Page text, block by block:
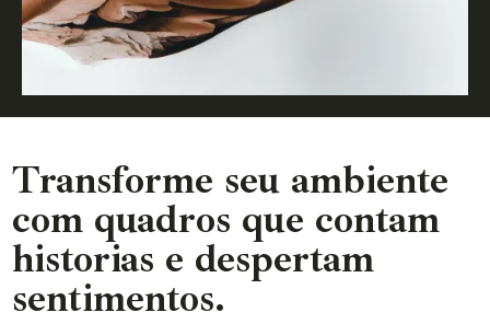
Transforme seu ambiente
com quadros que contam
historias e despertam
sentimentos.